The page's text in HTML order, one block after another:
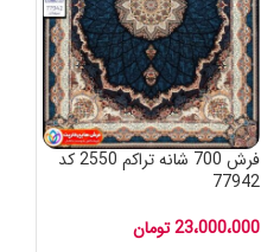
فرش 700 شانه تراکم 2550 کد
77942
23،000،000 تومان